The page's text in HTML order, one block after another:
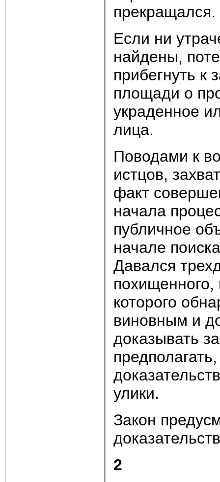
Если ни
найдены,
прибегнуть к
площади о
украденное
лица.
Поводами к
истцов,
факт
начала
публичное
начале
Давался
похищенного,
которого
виновным и
доказывать
улики.
Закон
2